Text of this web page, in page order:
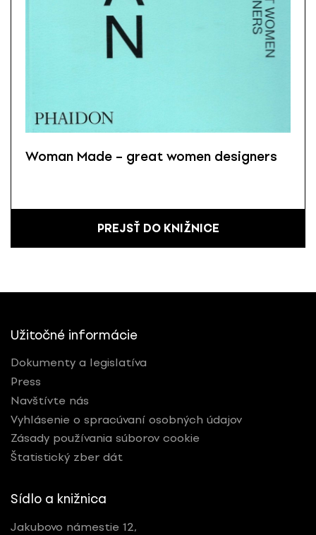
Woman Made – great women designers
PREJSŤ DO KNIŽNICE
Užitočné informácie
Dokumenty a legislatíva
Press
Navštívte nás
Vyhlásenie o spracúvaní osobných údajov
Zásady používania súborov cookie
Štatistický zber dát
Sídlo a knižnica
Jakubovo námestie 12,